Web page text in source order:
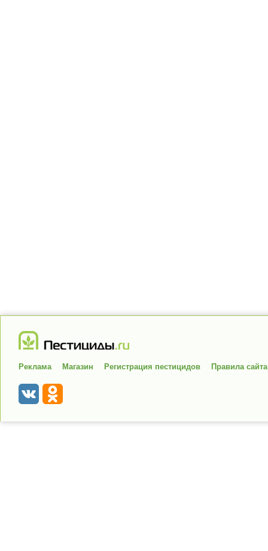
Реклама Магазин Регистрация пестицидов Правила сайта